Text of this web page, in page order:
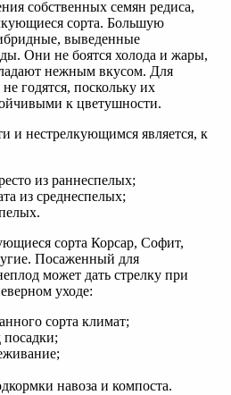
собственных семян редиса,
сорта. Большую
выведенные
Они не боятся холода и жары,
нежным вкусом. Для
годятся, поскольку их
к цветушности.
и нестрелкующимся является, к
из раннеспелых;
из среднеспелых;
сорта Корсар, Софит,
Посаженный для
может дать стрелку при
уходе:
сорта климат;
навоза и компоста.